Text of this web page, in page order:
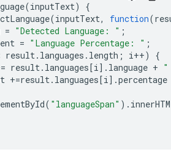
(inputText)
{
(inputText, function(
= "Detected Language: " ;
= "Language Percentage: " ;
result. languages . length ; i++)
{
result. languages [i]. language +
+=result. languages [i].percentage
( "languageSpan" ).